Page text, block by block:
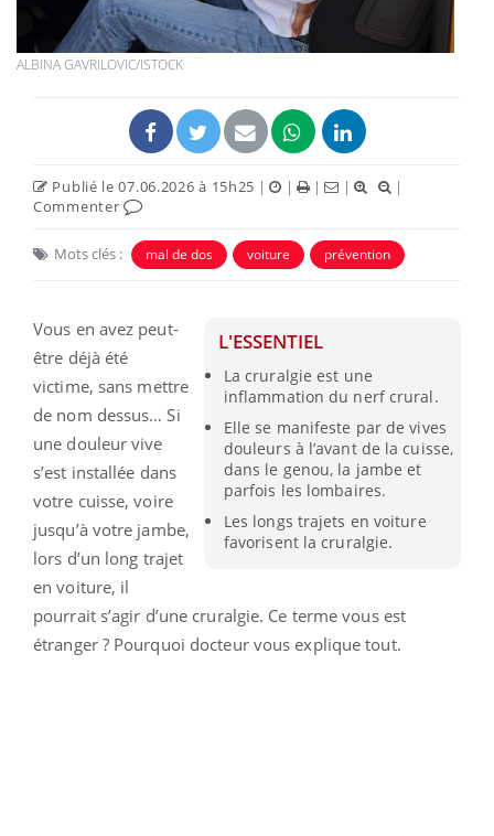
ALBINA GAVRILOVIC/ISTOCK
Publié le 07.06.2026 à 15h25 | | | |
|
Commenter
Mots clés : mal de dos voiture prévention
L'ESSENTIEL
La cruralgie est une
inflammation du nerf crural.
Elle se manifeste par de vives
douleurs à l’avant de la cuisse,
dans le genou, la jambe et
parfois les lombaires.
Les longs trajets en voiture
favorisent la cruralgie.
Vous en avez peut-
être déjà été
victime, sans mettre
de nom dessus… Si
une douleur vive
s’est installée dans
votre cuisse, voire
jusqu’à votre jambe,
lors d’un long trajet
en voiture, il
pourrait s’agir d’une cruralgie. Ce terme vous est
étranger ? Pourquoi docteur vous explique tout.